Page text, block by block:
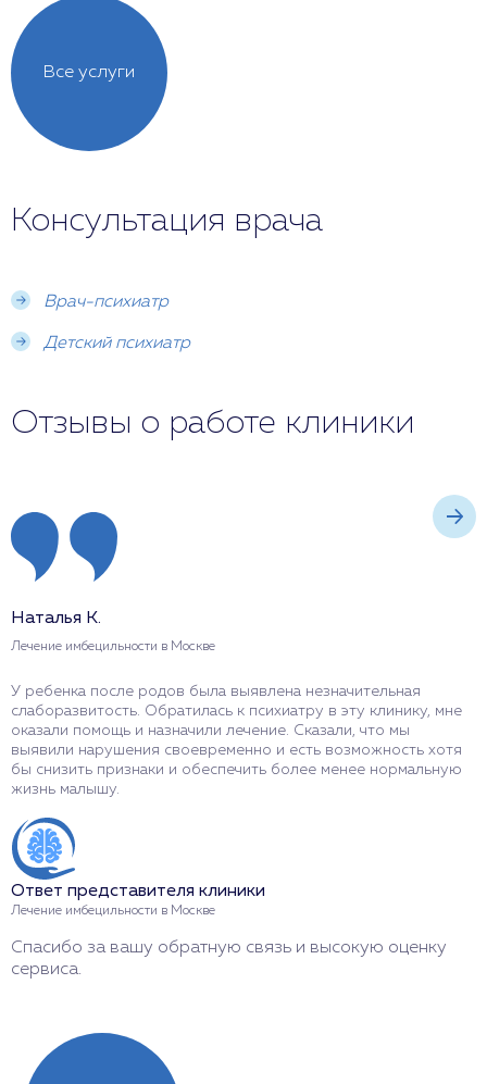
Все услуги
Консультация врача
Врач-психиатр
Детский психиатр
Отзывы о работе клиники
Наталья К.
Лечение имбецильности в Москве
У ребенка после родов была выявлена незначительная
слаборазвитость. Обратилась к психиатру в эту клинику, мне
оказали помощь и назначили лечение. Сказали, что мы
выявили нарушения своевременно и есть возможность хотя
бы снизить признаки и обеспечить более менее нормальную
жизнь малышу.
Ответ представителя клиники
Лечение имбецильности в Москве
Спасибо за вашу обратную связь и высокую оценку
сервиса.